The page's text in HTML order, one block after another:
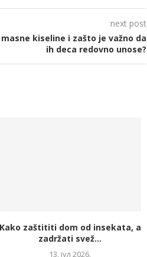
next post
kiseline i zašto je važno da
ih deca redovno unose?
Kako zaštititi dom od insekata, a
zadržati svež...
13. јул 2026.